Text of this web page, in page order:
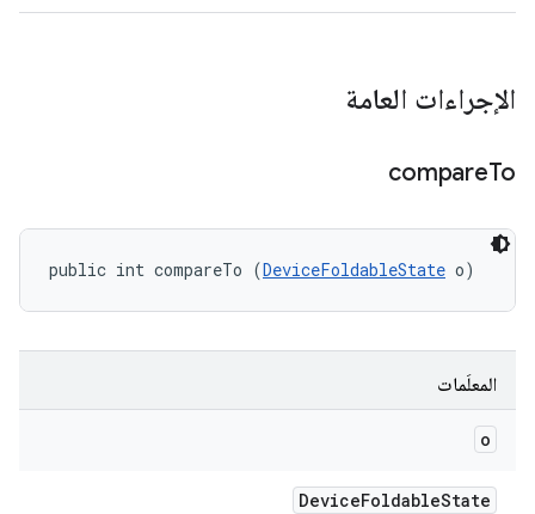
الإجراءات العامة
compareTo
public int compareTo (DeviceFoldableState o)
المعلَمات
o
DeviceFoldableState